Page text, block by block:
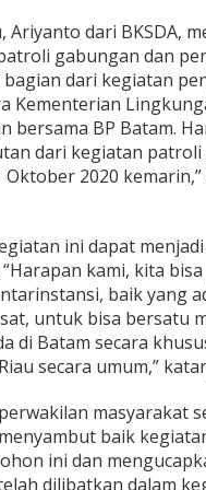
n
Ariyanto dari BKSDA,
gabungan dan
dari kegiatan
Kementerian
bersama BP Batam.
dari kegiatan
Oktober 2020
ini dapat
kami, kita
baik yang
untuk bisa bersatu
di Batam secara
secara umum,”
masyarakat
baik
ini dan
dilibatkan dalam